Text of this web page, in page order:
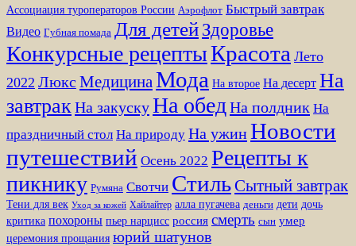
Ассоциация туроператоров России Аэрофлот Быстрый завтрак
Видео Губная помада Для детейЗдоровье
Конкурсные рецептыКрасота Лето
2022 Люкс Медицина Мода На второе На десерт На
завтрак На закускуНа обедНа полдник На
праздничный стол На природу На ужинНовости
путешествий Осень 2022 Рецепты к
пикнику Румяна Свотчи СтильСытный завтрак
Тени для век Уход за кожей Хайлайтер алла пугачева деньги дети дочь
критика похороны пьер нарцисс россия смерть сын умер
церемония прощания юрий шатунов